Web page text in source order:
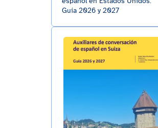
Guía 2026 y 2027